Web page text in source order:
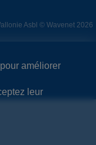
améliorer
leur
Asbl © Wavenet 2026